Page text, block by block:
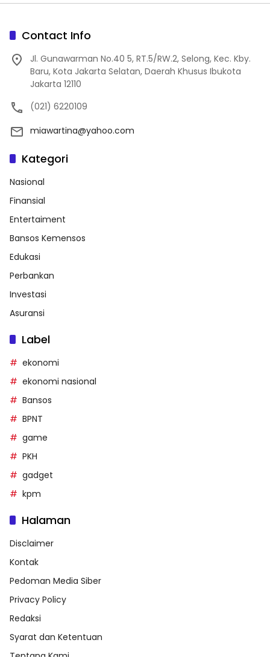
Contact Info
Jl. Gunawarman No.40 5, RT.5/RW.2, Selong, Kec. Kby.
Baru, Kota Jakarta Selatan, Daerah Khusus Ibukota
Jakarta 12110
(021) 6220109
miawartina@yahoo.com
Kategori
Nasional
Finansial
Entertaiment
Bansos Kemensos
Edukasi
Perbankan
Investasi
Asuransi
Label
ekonomi
ekonomi nasional
Bansos
BPNT
game
PKH
gadget
kpm
Halaman
Disclaimer
Kontak
Pedoman Media Siber
Privacy Policy
Redaksi
Syarat dan Ketentuan